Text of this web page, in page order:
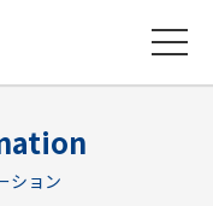
ション